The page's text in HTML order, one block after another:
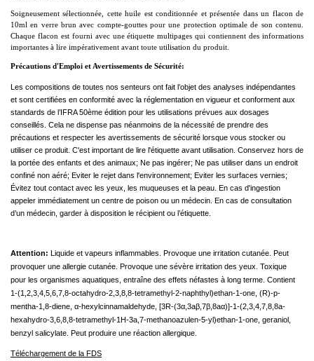
Soigneusement sélectionnée, cette huile est conditionnée et présentée dans un flacon de
10ml en verre brun avec compte-gouttes pour une protection optimale de son contenu.
Chaque flacon est fourni avec une étiquette multipages qui contiennent des informations
importantes à lire impérativement avant toute utilisation du produit.
Précautions d'Emploi et Avertissements de Sécurité:
Les compositions de toutes nos senteurs ont fait l’objet des analyses indépendantes
et sont certifiées en conformité avec la réglementation en vigueur et conforment aux
standards de l’IFRA 50ème édition pour les utilisations prévues aux dosages
conseillés. Cela ne dispense pas néanmoins de la nécessité de prendre des
précautions et respecter les avertissements de sécurité lorsque vous stocker ou
utiliser ce produit. C'est important de lire l'étiquette avant utilisation. Conservez hors de
la portée des enfants et des animaux; Ne pas ingérer; Ne pas utiliser dans un endroit
confiné non aéré; Eviter le rejet dans l'environnement; Eviter les surfaces vernies;
Évitez tout contact avec les yeux, les muqueuses et la peau. En cas d'ingestion
appeler immédiatement un centre de poison ou un médecin. En cas de consultation
d’un médecin, garder à disposition le récipient ou l’étiquette.
Attention: Liquide et vapeurs inflammables. Provoque une irritation cutanée. Peut
provoquer une allergie cutanée. Provoque une sévère irritation des yeux. Toxique
pour les organismes aquatiques, entraîne des effets néfastes à long terme. Contient
1-(1,2,3,4,5,6,7,8-octahydro-2,3,8,8-tetramethyl-2-naphthyl)ethan-1-one, (R)-p-
mentha-1,8-diene, α-hexylcinnamaldehyde, [3R-(3α,3aβ,7β,8aα)]-1-(2,3,4,7,8,8a-
hexahydro-3,6,8,8-tetramethyl-1H-3a,7-methanoazulen-5-yl)ethan-1-one, geraniol,
benzyl salicylate. Peut produire une réaction allergique.
Téléchargement de la FDS